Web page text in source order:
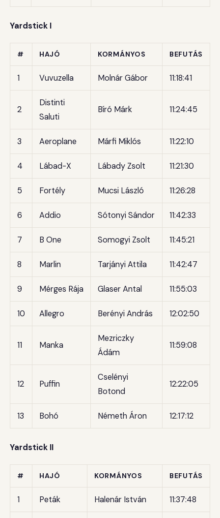
Yardstick I
# HAJÓ KORMÁNYOS BEFUTÁS
1 Vuvuzella Molnár Gábor 11:18:41
2
Distinti
Saluti
Bíró Márk 11:24:45
3 Aeroplane Márfi Miklós 11:22:10
4 Lábad-X Lábady Zsolt 11:21:30
5 Fortély Mucsi László 11:26:28
6 Addio Sótonyi Sándor 11:42:33
7 B One Somogyi Zsolt 11:45:21
8 Marlin Tarjányi Attila 11:42:47
9 Mérges Rája Glaser Antal 11:55:03
10 Allegro Berényi András 12:02:50
11 Manka
Mezriczky
Ádám
11:59:08
12 Puffin
Cselényi
Botond
12:22:05
13 Bohó Németh Áron 12:17:12
Yardstick II
# HAJÓ KORMÁNYOS BEFUTÁS
1 Peták Halenár István 11:37:48